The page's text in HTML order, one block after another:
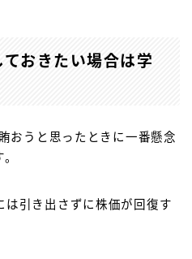
おきたい場合は学
おうと思ったときに一番懸念
は引き出さずに株価が回復す